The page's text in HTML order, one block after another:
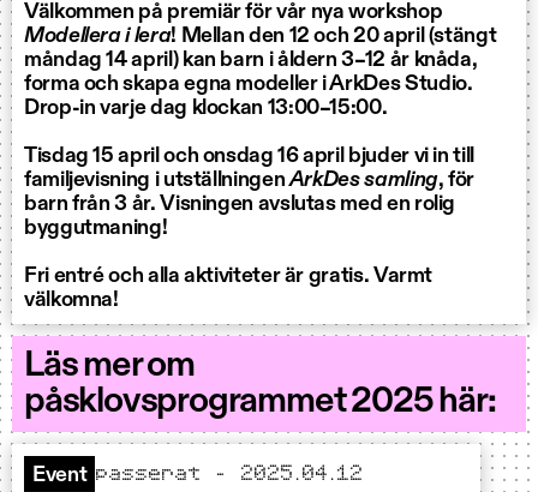
Välkommen på premiär för vår nya workshop
Modellera i lera! Mellan den 12 och 20 april (stängt
måndag 14 april) kan barn i åldern 3–12 år knåda,
forma och skapa egna modeller i ArkDes Studio.
Drop-in varje dag klockan 13:00–15:00.
Tisdag 15 april och onsdag 16 april bjuder vi in till
familjevisning i utställningenArkDes samling, för
barn från 3 år. Visningen avslutas med en rolig
byggutmaning!
Fri entré och alla aktiviteter är gratis. Varmt
välkomna!
Läs mer om
påsklovsprogrammet 2025 här:
Event passerat – 2025.04.12